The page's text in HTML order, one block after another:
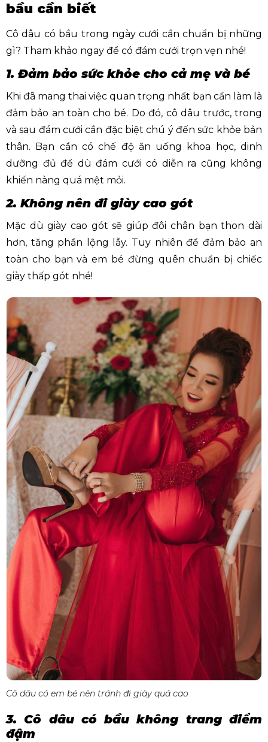
bầu cần biết
Cô dâu có bầu trong ngày cưới cần chuẩn bị những
gì? Tham khảo ngay để có đám cưới trọn vẹn nhé!
1. Đảm bảo sức khỏe cho cả mẹ và bé
Khi đã mang thai việc quan trọng nhất bạn cần làm là
đảm bảo an toàn cho bé. Do đó, cô dâu trước, trong
và sau đám cưới cần đặc biệt chú ý đến sức khỏe bản
thân. Bạn cần có chế độ ăn uống khoa học, dinh
dưỡng đủ để dù đám cưới có diễn ra cũng không
khiến nàng quá mệt mỏi.
2. Không nên đi giày cao gót
Mặc dù giày cao gót sẽ giúp đôi chân bạn thon dài
hơn, tăng phần lộng lẫy. Tuy nhiên để đảm bảo an
toàn cho bạn và em bé đừng quên chuẩn bị chiếc
giày thấp gót nhé!
Cô dâu có em bé nên tránh đi giày quá cao
3. Cô dâu có bầu không trang điểm
đậm